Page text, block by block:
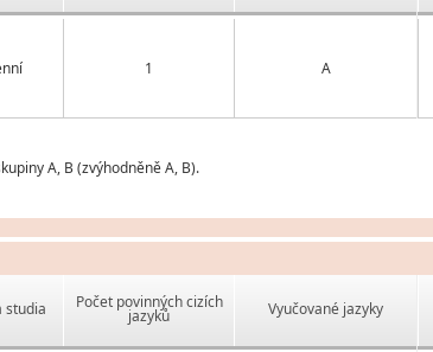
1 A
A, B (zvýhodněně A, B).
studia Počet povinných cizích
jazyků Vyučované jazyky